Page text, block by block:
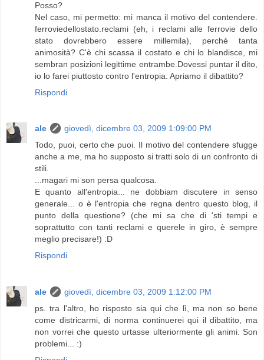
Posso?
Nel caso, mi permetto: mi manca il motivo del contendere.
ferroviedellostato.reclami (eh, i reclami alle ferrovie dello
stato dovrebbero essere millemila), perché tanta
animosità? C'è chi scassa il costato e chi lo blandisce, mi
sembran posizioni legittime entrambe.Dovessi puntar il dito,
io lo farei piuttosto contro l'entropia. Apriamo il dibattito?
Rispondi
ale
giovedì, dicembre 03, 2009 1:09:00 PM
Todo, puoi, certo che puoi. Il motivo del contendere sfugge
anche a me, ma ho supposto si tratti solo di un confronto di
stili.
...magari mi son persa qualcosa.
E quanto all'entropia... ne dobbiam discutere in senso
generale... o è l'entropia che regna dentro questo blog, il
punto della questione? (che mi sa che di 'sti tempi e
soprattutto con tanti reclami e querele in giro, è sempre
meglio precisare!) :D
Rispondi
ale
giovedì, dicembre 03, 2009 1:12:00 PM
ps. tra l'altro, ho risposto sia qui che lì, ma non so bene
come districarmi, di norma continuerei qui il dibattito, ma
non vorrei che questo urtasse ulteriormente gli animi. Son
problemi... :)